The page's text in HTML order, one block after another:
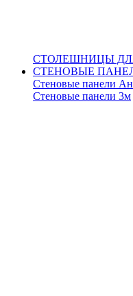
СТОЛЕШНИЦЫ
СТЕНОВЫЕ
Стеновые панели
Стеновые панели 3м